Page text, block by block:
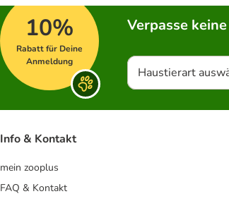
10%
Rabatt für Deine
Anmeldung
Verpasse
Haustierart
Info & Kontakt
mein zooplus
FAQ & Kontakt